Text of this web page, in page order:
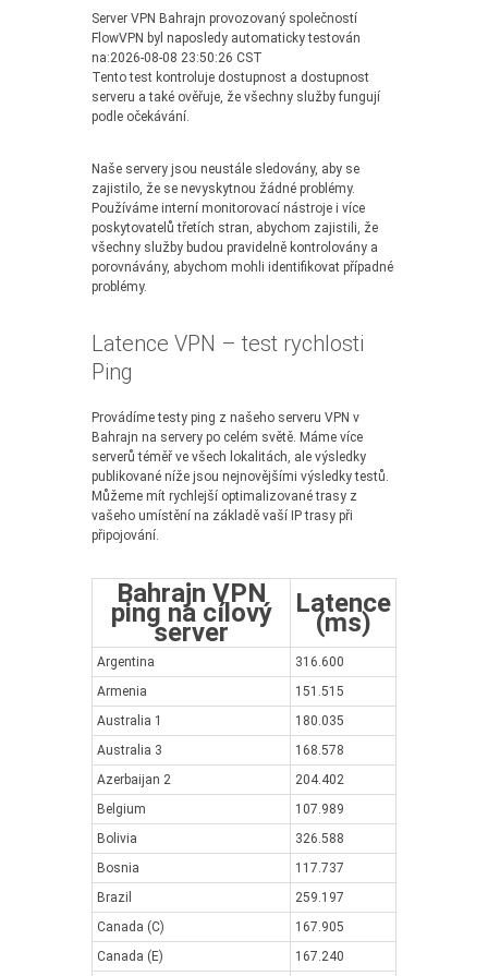
Server VPN Bahrajn provozovaný společností
FlowVPN byl naposledy automaticky testován
na:2026-08-08 23:50:26 CST
Tento test kontroluje dostupnost a dostupnost
serveru a také ověřuje, že všechny služby fungují
podle očekávání.
Naše servery jsou neustále sledovány, aby se
zajistilo, že se nevyskytnou žádné problémy.
Používáme interní monitorovací nástroje i více
poskytovatelů třetích stran, abychom zajistili, že
všechny služby budou pravidelně kontrolovány a
porovnávány, abychom mohli identifikovat případné
problémy.
Latence VPN – test rychlosti
Ping
Provádíme testy ping z našeho serveru VPN v
Bahrajn na servery po celém světě. Máme více
serverů téměř ve všech lokalitách, ale výsledky
publikované níže jsou nejnovějšími výsledky testů.
Můžeme mít rychlejší optimalizované trasy z
vašeho umístění na základě vaší IP trasy při
připojování.
Bahrajn VPN
ping na cílový
server
Latence
(ms)
Argentina
316.600
Armenia
151.515
Australia 1
180.035
Australia 3
168.578
Azerbaijan 2
204.402
Belgium
107.989
Bolivia
326.588
Bosnia
117.737
Brazil
259.197
Canada (C)
167.905
Canada (E)
167.240